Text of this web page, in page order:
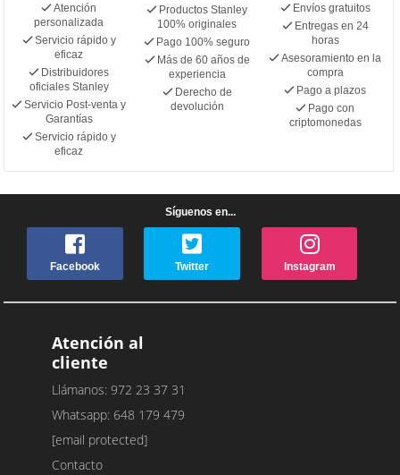
Atención
personalizada
Servicio rápido y
eficaz
Distribuidores
oficiales Stanley
Servicio Post-venta y
Garantías
Servicio rápido y
eficaz
Productos Stanley
100% originales
Pago 100% seguro
Más de 60 años de
experiencia
Derecho de
devolución
Envíos gratuitos
Entregas en 24
horas
Asesoramiento en la
compra
Pago a plazos
Pago con
criptomonedas
Síguenos en...
Facebook Twitter Instagram
Atención al
cliente
Llámanos: 972 23 37 31
Whatsapp: 648 179 479
[email protected]
Contacto